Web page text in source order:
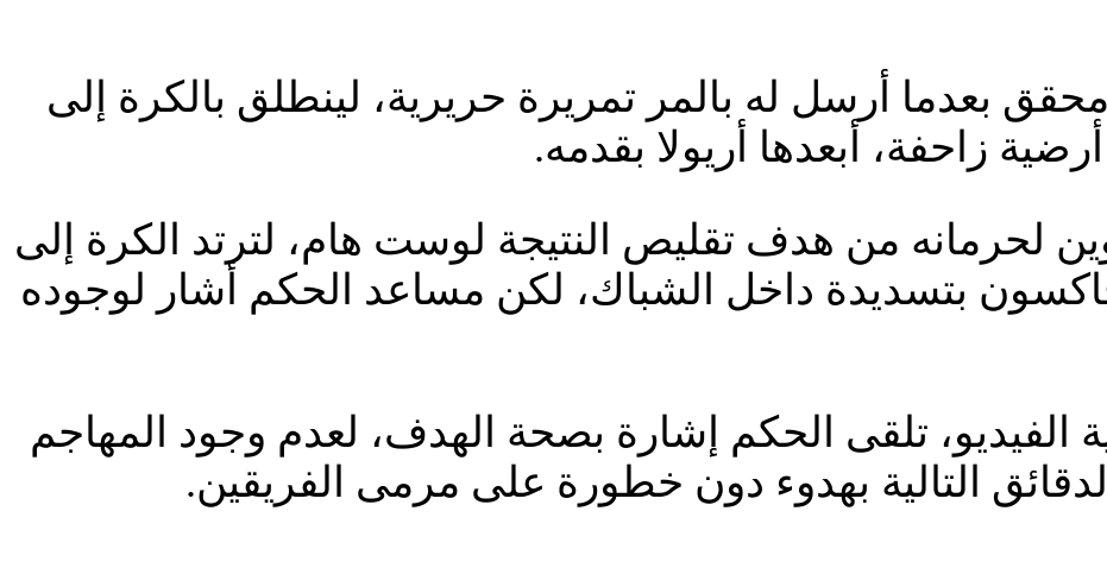
بعدما أرسل له بالمر تمريرة حريرية، لينطلق بالكرة إلى
زاحفة، أبعدها أريولا بقدمه.
لحرمانه من هدف تقليص النتيجة لوست هام، لترتد الكرة إلى
جاكسون بتسديدة داخل الشباك، لكن مساعد الحكم أشار لوجوده
الفيديو، تلقى الحكم إشارة بصحة الهدف، لعدم وجود المهاجم
التالية بهدوء دون خطورة على مرمى الفريقين.